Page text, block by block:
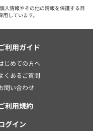
人情報やその他の情報を保護する目
しています。
利用ガイド
じめての方へ
くあるご質問
問い合わせ
利用規約
グイン